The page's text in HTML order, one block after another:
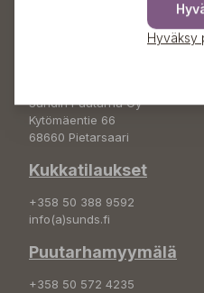
Sundin Puutarha Oy
Kytömäentie 66
68660 Pietarsaari
Kukkatilaukset
+358 50 388 9592
info(a)sunds.fi
Puutarhamyymälä
+358 50 572 4235
Hyväksy